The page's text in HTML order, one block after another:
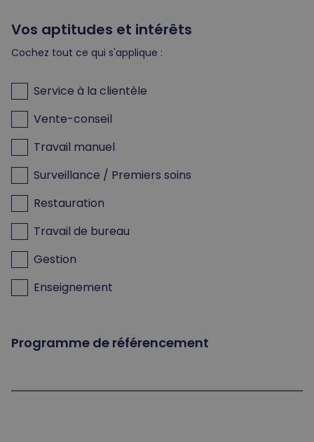
Vos aptitudes et intérêts
Cochez tout ce qui s'applique :
Service à la clientèle
Vente-conseil
Travail manuel
Surveillance / Premiers soins
Restauration
Travail de bureau
Gestion
Enseignement
Programme de référencement